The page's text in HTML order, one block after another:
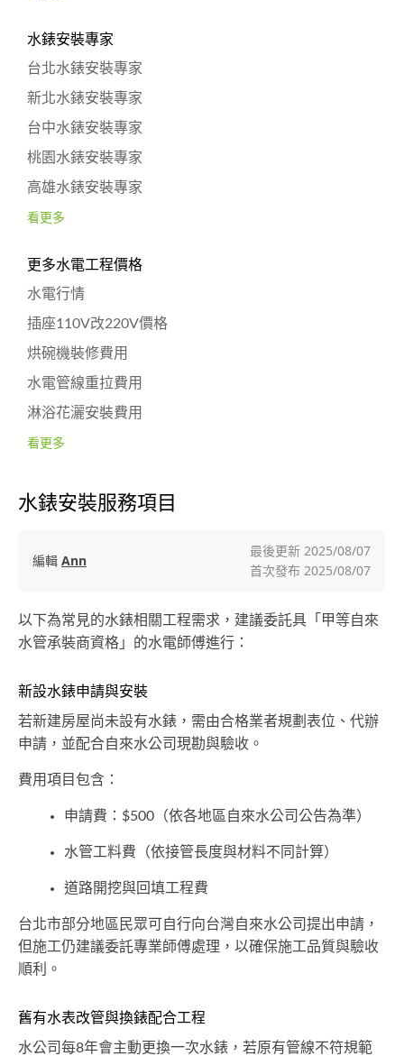
水錶安裝專家
台北水錶安裝專家
新北水錶安裝專家
台中水錶安裝專家
桃園水錶安裝專家
高雄水錶安裝專家
看更多
更多水電工程價格
水電行情
插座110V改220V價格
烘碗機裝修費用
水電管線重拉費用
淋浴花灑安裝費用
看更多
水錶安裝服務項目
編輯 Ann
最後更新 2025/08/07
首次發布 2025/08/07
以下為常見的水錶相關工程需求，建議委託具「甲等自來
水管承裝商資格」的水電師傅進行：
新設水錶申請與安裝
若新建房屋尚未設有水錶，需由合格業者規劃表位、代辦
申請，並配合自來水公司現勘與驗收。
費用項目包含：
申請費：$500（依各地區自來水公司公告為準）
水管工料費（依接管長度與材料不同計算）
道路開挖與回填工程費
台北市部分地區民眾可自行向台灣自來水公司提出申請，
但施工仍建議委託專業師傅處理，以確保施工品質與驗收
順利。
舊有水表改管與換錶配合工程
水公司每8年會主動更換一次水錶，若原有管線不符規範